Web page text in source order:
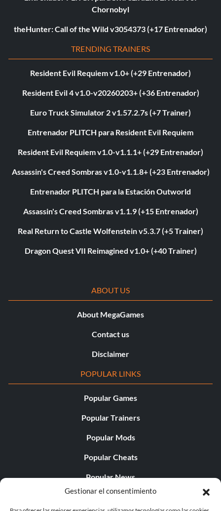
Gestionar el consentimiento
Chornobyl
theHunter: Call of the Wild v3054373 (+17 Entrenador)
TRENDING TRAINERS
Resident Evil Requiem v1.0+ (+29 Entrenador)
Resident Evil 4 v1.0-v20260203+ (+36 Entrenador)
Euro Truck Simulator 2 v1.57.2.7s (+7 Trainer)
Entrenador PLITCH para Resident Evil Requiem
Resident Evil Requiem v1.0-v1.1.1+ (+29 Entrenador)
Assassin's Creed Sombras v1.0-v1.1.8+ (+23 Entrenador)
Entrenador PLITCH para la Estación Outworld
Assassin's Creed Sombras v1.1.9 (+15 Entrenador)
Real Return to Castle Wolfenstein v5.3.7 (+5 Trainer)
Dragon Quest VII Reimagined v1.0+ (+40 Trainer)
ABOUT US
About MegaGames
Contact us
Disclaimer
POPULAR LINKS
Popular Games
Popular Trainers
Popular Mods
Popular Cheats
Popular News
Popular Editorials